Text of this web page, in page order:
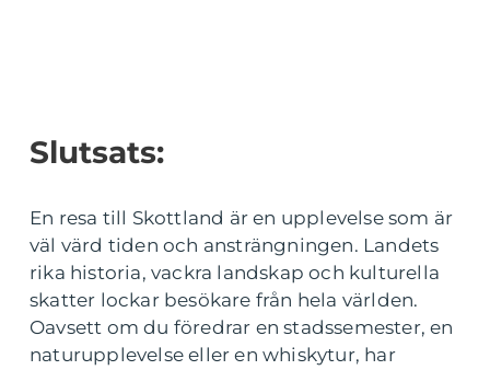
Slutsats:
En resa till Skottland är en upplevelse som är
väl värd tiden och ansträngningen. Landets
rika historia, vackra landskap och kulturella
skatter lockar besökare från hela världen.
Oavsett om du föredrar en stadssemester, en
naturupplevelse eller en whiskytur, har